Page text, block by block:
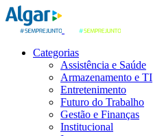
Categorias
Assistência e Saúde
Armazenamento e TI
Entretenimento
Futuro do Trabalho
Gestão e Finanças
Institucional